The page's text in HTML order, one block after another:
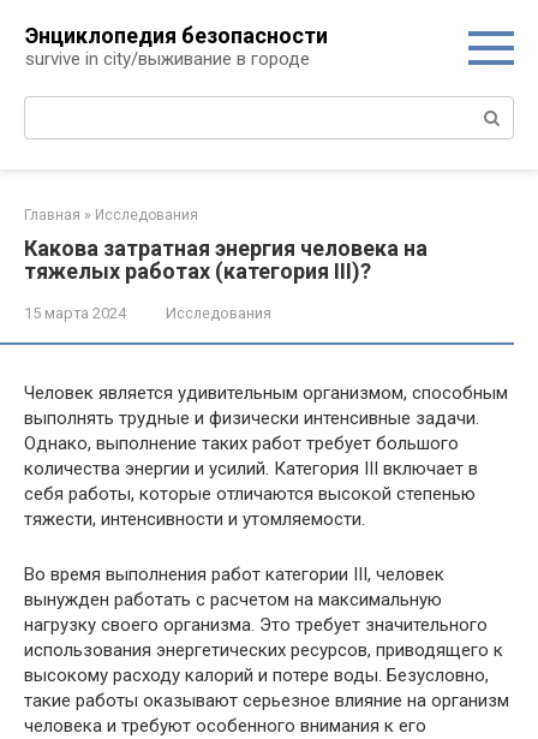
контенту
Энциклопедия безопасности
survive in city/выживание в городе
Поиск:
Главная » Исследования
Какова затратная энергия человека на
тяжелых работах (категория III)?
15 марта 2024 Исследования
Человек является удивительным организмом, способным
выполнять трудные и физически интенсивные задачи.
Однако, выполнение таких работ требует большого
количества энергии и усилий. Категория III включает в
себя работы, которые отличаются высокой степенью
тяжести, интенсивности и утомляемости.
Во время выполнения работ категории III, человек
вынужден работать с расчетом на максимальную
нагрузку своего организма. Это требует значительного
использования энергетических ресурсов, приводящего к
высокому расходу калорий и потере воды. Безусловно,
такие работы оказывают серьезное влияние на организм
человека и требуют особенного внимания к его